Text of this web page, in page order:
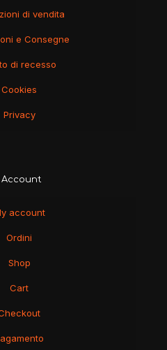
di vendita
e Consegne
di recesso
Cookies
Privacy
Account
account
Ordini
Shop
Cart